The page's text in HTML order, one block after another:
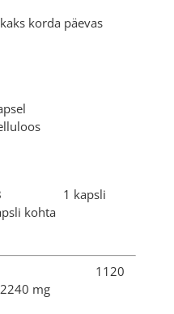
korda päevas
1 kapsli
kohta
1120